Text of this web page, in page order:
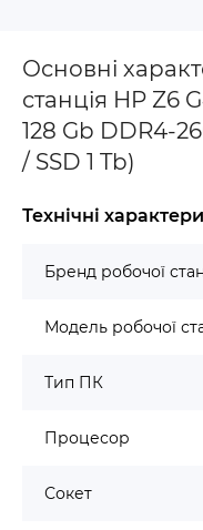
Основні
станція HP Z6
128 Gb DDR4-
/ SSD 1 Tb)
Технічні
Бренд робочої
Модель робочої
Тип ПК
Процесор
Сокет